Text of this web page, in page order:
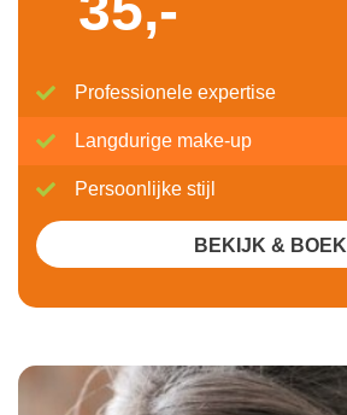
Professionele expertise
Langdurige make-up
Persoonlijke stijl
BEKIJK & BOEK